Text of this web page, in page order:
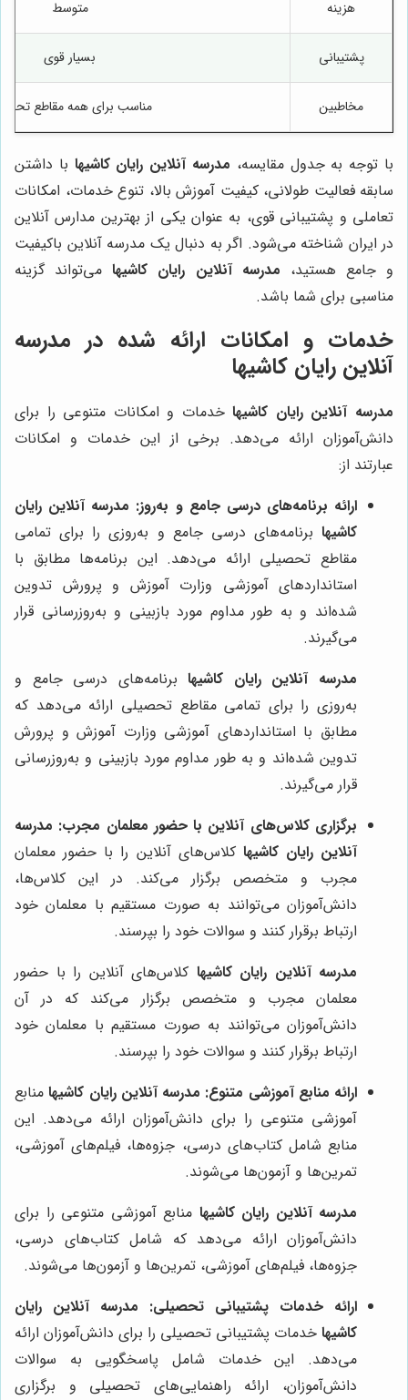
هزینه متوسط
پشتیبانی بسیار قوی
مخاطبین مناسب برای همه مقاطع
با توجه به جدول مقایسه، مدرسه آنلاین رایان کاشیها با داشتن
سابقه فعالیت طولانی، کیفیت آموزش بالا، تنوع خدمات، امکانات
تعاملی و پشتیبانی قوی، به عنوان یکی از بهترین مدارس آنلاین
در ایران شناخته می‌شود. اگر به دنبال یک مدرسه آنلاین باکیفیت
و جامع هستید، مدرسه آنلاین رایان کاشیهامی‌تواند گزینه
مناسبی برای شما باشد.
خدمات و امکانات ارائه شده در مدرسه
آنلاین رایان کاشیها
مدرسه آنلاین رایان کاشیهاخدمات و امکانات متنوعی را برای
دانش‌آموزان ارائه می‌دهد. برخی از این خدمات و امکانات
عبارتند از:
ارائه برنامه‌های درسی جامع و به‌روز: مدرسه آنلاین رایان
کاشیها برنامه‌های درسی جامع و به‌روزی را برای تمامی
مقاطع تحصیلی ارائه می‌دهد. این برنامه‌ها مطابق با
استانداردهای آموزشی وزارت آموزش و پرورش تدوین
شده‌اند و به طور مداوم مورد بازبینی و به‌روزرسانی قرار
می‌گیرند.
مدرسه آنلاین رایان کاشیهابرنامه‌های درسی جامع و
به‌روزی را برای تمامی مقاطع تحصیلی ارائه می‌دهد که
مطابق با استانداردهای آموزشی وزارت آموزش و پرورش
تدوین شده‌اند و به طور مداوم مورد بازبینی و به‌روزرسانی
قرار می‌گیرند.
برگزاری کلاس‌های آنلاین با حضور معلمان مجرب: مدرسه
آنلاین رایان کاشیها کلاس‌های آنلاین را با حضور معلمان
مجرب و متخصص برگزار می‌کند. در این کلاس‌ها،
دانش‌آموزان می‌توانند به صورت مستقیم با معلمان خود
ارتباط برقرار کنند و سوالات خود را بپرسند.
مدرسه آنلاین رایان کاشیها کلاس‌های آنلاین را با حضور
معلمان مجرب و متخصص برگزار می‌کند که در آن
دانش‌آموزان می‌توانند به صورت مستقیم با معلمان خود
ارتباط برقرار کنند و سوالات خود را بپرسند.
ارائه منابع آموزشی متنوع: مدرسه آنلاین رایان کاشیهامنابع
آموزشی متنوعی را برای دانش‌آموزان ارائه می‌دهد. این
منابع شامل کتاب‌های درسی، جزوه‌ها، فیلم‌های آموزشی،
تمرین‌ها و آزمون‌ها می‌شوند.
مدرسه آنلاین رایان کاشیها منابع آموزشی متنوعی را برای
دانش‌آموزان ارائه می‌دهد که شامل کتاب‌های درسی،
جزوه‌ها، فیلم‌های آموزشی، تمرین‌ها و آزمون‌ها می‌شوند.
ارائه خدمات پشتیبانی تحصیلی: مدرسه آنلاین رایان
کاشیها خدمات پشتیبانی تحصیلی را برای دانش‌آموزان ارائه
می‌دهد. این خدمات شامل پاسخگویی به سوالات
دانش‌آموزان، ارائه راهنمایی‌های تحصیلی و برگزاری